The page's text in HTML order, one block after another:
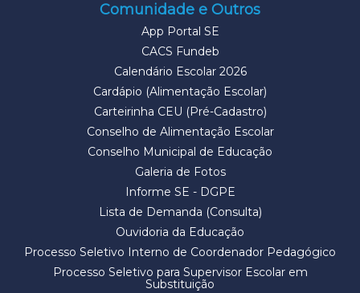
Comunidade e Outros
App Portal SE
CACS Fundeb
Calendário Escolar 2026
Cardápio (Alimentação Escolar)
Carteirinha CEU (Pré-Cadastro)
Conselho de Alimentação Escolar
Conselho Municipal de Educação
Galeria de Fotos
Informe SE - DGPE
Lista de Demanda (Consulta)
Ouvidoria da Educação
Processo Seletivo Interno de Coordenador Pedagógico
Processo Seletivo para Supervisor Escolar em
Substituição